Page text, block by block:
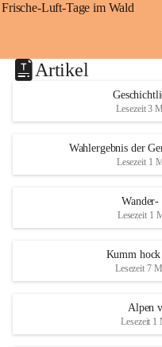
Frische-Luft-Tage im Wald
Artikel
Lesezeit 3
Wahlergebnis der
Lesezeit 1
Lesezeit 1
Kumm
Lesezeit 7
Alpen
Lesezeit 1